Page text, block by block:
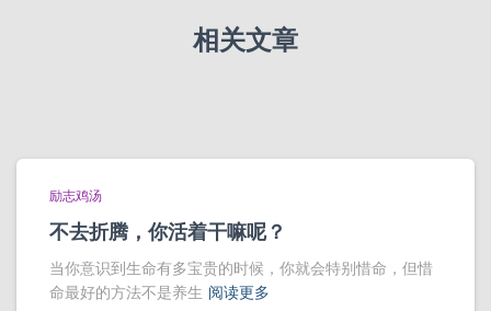
相关文章
励志鸡汤
不去折腾，你活着干嘛呢？
当你意识到生命有多宝贵的时候，你就会特别惜命，但惜
命最好的方法不是养生 阅读更多